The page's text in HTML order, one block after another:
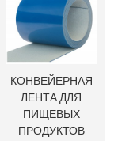
КОНВЕЙЕРНАЯ
ЛЕНТА ДЛЯ
ПИЩЕВЫХ
ПРОДУКТОВ